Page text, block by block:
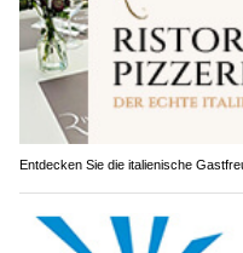
Entdecken Sie die italienische